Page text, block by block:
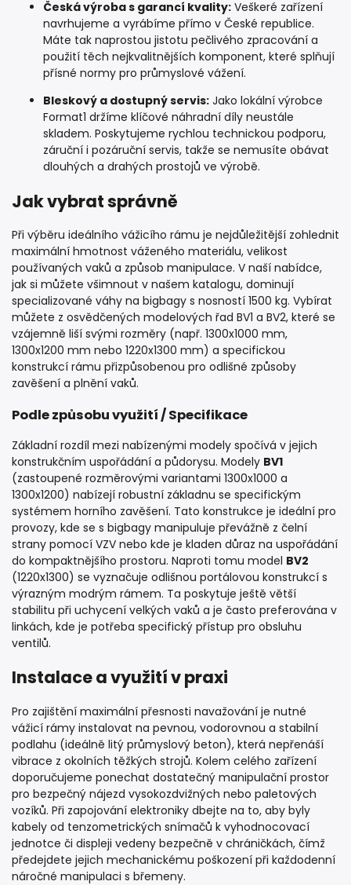
Česká výroba s garancí kvality: Veškeré zařízení
navrhujeme a vyrábíme přímo v České republice.
Máte tak naprostou jistotu pečlivého zpracování a
použití těch nejkvalitnějších komponent, které splňují
přísné normy pro průmyslové vážení.
Bleskový a dostupný servis: Jako lokální výrobce
Format1 držíme klíčové náhradní díly neustále
skladem. Poskytujeme rychlou technickou podporu,
záruční i pozáruční servis, takže se nemusíte obávat
dlouhých a drahých prostojů ve výrobě.
Jak vybrat správně
Při výběru ideálního vážicího rámu je nejdůležitější zohlednit
maximální hmotnost váženého materiálu, velikost
používaných vaků a způsob manipulace. V naší nabídce,
jak si můžete všimnout v našem katalogu, dominují
specializované váhy na bigbagy s nosností 1500 kg. Vybírat
můžete z osvědčených modelových řad BV1 a BV2, které se
vzájemně liší svými rozměry (např. 1300x1000 mm,
1300x1200 mm nebo 1220x1300 mm) a specifickou
konstrukcí rámu přizpůsobenou pro odlišné způsoby
zavěšení a plnění vaků.
Podle způsobu využití / Specifikace
Základní rozdíl mezi nabízenými modely spočívá v jejich
konstrukčním uspořádání a půdorysu. Modely BV1
(zastoupené rozměrovými variantami 1300x1000 a
1300x1200) nabízejí robustní základnu se specifickým
systémem horního zavěšení. Tato konstrukce je ideální pro
provozy, kde se s bigbagy manipuluje převážně z čelní
strany pomocí VZV nebo kde je kladen důraz na uspořádání
do kompaktnějšího prostoru. Naproti tomu model BV2
(1220x1300) se vyznačuje odlišnou portálovou konstrukcí s
výrazným modrým rámem. Ta poskytuje ještě větší
stabilitu při uchycení velkých vaků a je často preferována v
linkách, kde je potřeba specifický přístup pro obsluhu
ventilů.
Instalace a využití v praxi
Pro zajištění maximální přesnosti navažování je nutné
vážicí rámy instalovat na pevnou, vodorovnou a stabilní
podlahu (ideálně litý průmyslový beton), která nepřenáší
vibrace z okolních těžkých strojů. Kolem celého zařízení
doporučujeme ponechat dostatečný manipulační prostor
pro bezpečný nájezd vysokozdvižných nebo paletových
vozíků. Při zapojování elektroniky dbejte na to, aby byly
kabely od tenzometrických snímačů k vyhodnocovací
jednotce či displeji vedeny bezpečně v chráničkách, čímž
předejdete jejich mechanickému poškození při každodenní
náročné manipulaci s břemeny.